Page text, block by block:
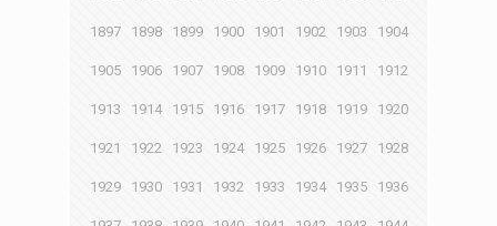
1897 1898 1899 1900 1901 1902 1903 1904
1905 1906 1907 1908 1909 1910 1911 1912
1913 1914 1915 1916 1917 1918 1919 1920
1921 1922 1923 1924 1925 1926 1927 1928
1929 1930 1931 1932 1933 1934 1935 1936